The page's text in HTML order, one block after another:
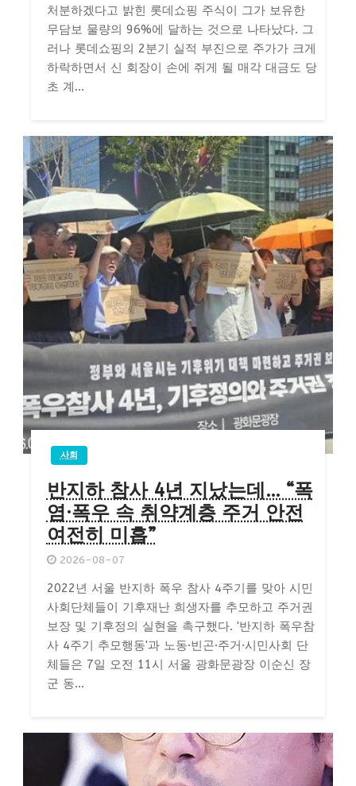
처분하겠다고 밝힌 롯데쇼핑 주식이 그가 보유한
무담보 물량의 96%에 달하는 것으로 나타났다. 그
러나 롯데쇼핑의 2분기 실적 부진으로 주가가 크게
하락하면서 신 회장이 손에 쥐게 될 매각 대금도 당
초 계...
사회
반지하 참사 4년 지났는데… “폭
염·폭우 속 취약계층 주거 안전
여전히 미흡”
2026-08-07
2022년 서울 반지하 폭우 참사 4주기를 맞아 시민
사회단체들이 기후재난 희생자를 추모하고 주거권
보장 및 기후정의 실현을 촉구했다. '반지하 폭우참
사 4주기 추모행동'과 노동·빈곤·주거·시민사회 단
체들은 7일 오전 11시 서울 광화문광장 이순신 장
군 동...